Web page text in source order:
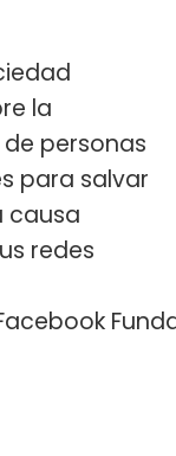
la
personas
para salvar
causa
redes